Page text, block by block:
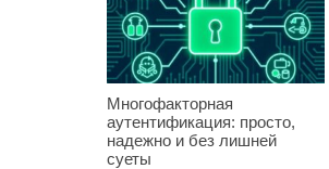
Многофакторная
аутентификация: просто,
надежно и без лишней
суеты